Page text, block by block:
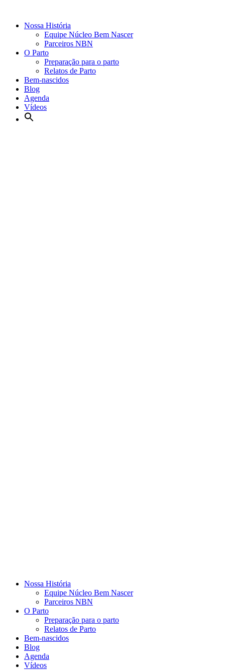
Nossa História
Equipe Núcleo Bem Nascer
Parceiros NBN
O Parto
Preparação para o parto
Relatos de Parto
Bem-nascidos
Blog
Agenda
Vídeos
Nossa História
Equipe Núcleo Bem Nascer
Parceiros NBN
O Parto
Preparação para o parto
Relatos de Parto
Bem-nascidos
Blog
Agenda
Vídeos